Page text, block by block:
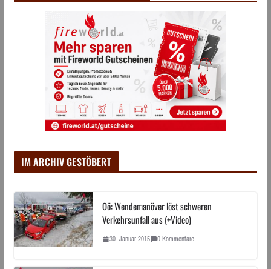
IM ARCHIV GESTÖBERT
Oö: Wendemanöver löst schweren
Verkehrsunfall aus (+Video)
30. Januar 2015 0 Kommentare